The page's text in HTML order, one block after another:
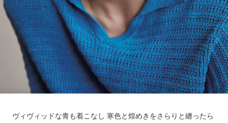
ヴィヴィッドな青も着こなし 寒色と煌めきをさらりと纏ったら